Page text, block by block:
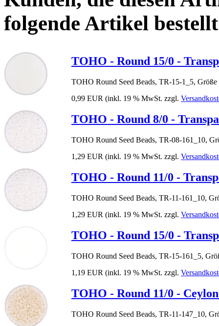
folgende Artikel
TOHO - Round 15/0 -
TOHO Round Seed Beads, TR-15-1_5, Größe
0,99 EUR (inkl. 19 % MwSt. zzgl.
TOHO - Round 8/0 -
TOHO Round Seed Beads, TR-08-161_10,
1,29 EUR (inkl. 19 % MwSt. zzgl.
TOHO - Round 11/0 -
TOHO Round Seed Beads, TR-11-161_10,
1,29 EUR (inkl. 19 % MwSt. zzgl.
TOHO - Round 15/0 -
TOHO Round Seed Beads, TR-15-161_5,
1,19 EUR (inkl. 19 % MwSt. zzgl.
TOHO - Round 11/0 -
TOHO Round Seed Beads, TR-11-147_10,